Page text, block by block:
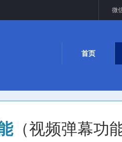
微
首页
（视频弹幕功能